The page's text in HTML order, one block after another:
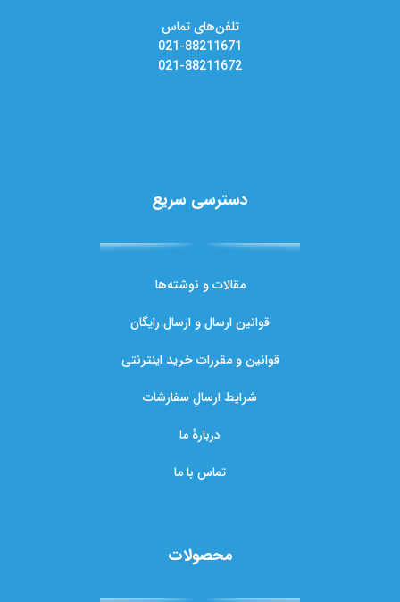
تلفن‌های تماس
021-88211671
021-88211672
دسترسی سریع
مقالات و نوشته‌ها
قوانین ارسال و ارسال رایگان
قوانین و مقررات خرید اینترنتی
شرایط ارسالِ سفارشات
دربارهٔ ما
تماس با ما
محصولات